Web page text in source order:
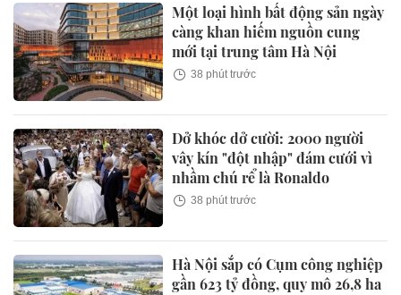
Một loại hình bất động sản ngày
càng khan hiếm nguồn cung
mới tại trung tâm Hà Nội
38 phút trước
Dở khóc dở cười: 2000 người
vây kín "đột nhập" đám cưới vì
nhầm chú rể là Ronaldo
38 phút trước
Hà Nội sắp có Cụm công nghiệp
gần 623 tỷ đồng, quy mô 26,8 ha